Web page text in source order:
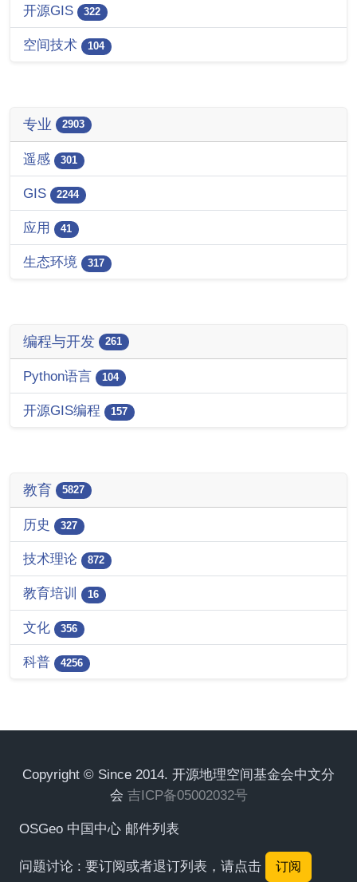
开源GIS 322
空间技术 104
专业 2903
遥感 301
GIS 2244
应用 41
生态环境 317
编程与开发 261
Python语言 104
开源GIS编程 157
教育 5827
历史 327
技术理论 872
教育培训 16
文化 356
科普 4256
Copyright © Since 2014. 开源地理空间基金会中文分
会 吉ICP备05002032号
OSGeo 中国中心 邮件列表
问题讨论 : 要订阅或者退订列表，请点击 订阅